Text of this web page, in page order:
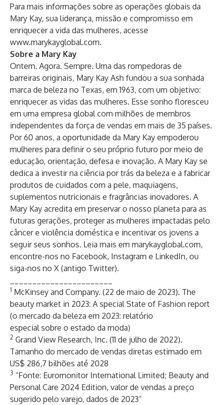
Para mais informações sobre as operações globais da
Mary Kay, sua liderança, missão e compromisso em
enriquecer a vida das mulheres, acesse
www.marykayglobal.com.
Sobre a Mary Kay
Ontem. Agora. Sempre. Uma das rompedoras de
barreiras originais, Mary Kay Ash fundou a sua sonhada
marca de beleza no Texas, em 1963, com um objetivo:
enriquecer as vidas das mulheres. Esse sonho floresceu
em uma empresa global com milhões de membros
independentes da força de vendas em mais de 35 países.
Por 60 anos, a oportunidade da Mary Kay empoderou
mulheres para definir o seu próprio futuro por meio de
educação, orientação, defesa e inovação. A Mary Kay se
dedica a investir na ciência por trás da beleza e a fabricar
produtos de cuidados com a pele, maquiagens,
suplementos nutricionais e fragrâncias inovadores. A
Mary Kay acredita em preservar o nosso planeta para as
futuras gerações, proteger as mulheres impactadas pelo
câncer e violência doméstica e incentivar os jovens a
seguir seus sonhos. Leia mais em marykayglobal.com,
encontre-nos no Facebook, Instagram e LinkedIn, ou
siga-nos no X (antigo Twitter).
1 McKinsey and Company. (22 de maio de 2023). The
beauty market in 2023: A special State of Fashion report
(o mercado da beleza em 2023: relatório
especial sobre o estado da moda)
2 Grand View Research, Inc. (11 de julho de 2022).
Tamanho do mercado de vendas diretas estimado em
US$ 286,7 bilhões até 2028
3 “Fonte: Euromonitor International Limited; Beauty and
Personal Care 2024 Edition, valor de vendas a preço
sugerido pelo varejo, dados de 2023”